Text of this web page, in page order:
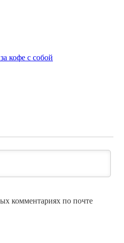
кофе с собой
комментариях по почте